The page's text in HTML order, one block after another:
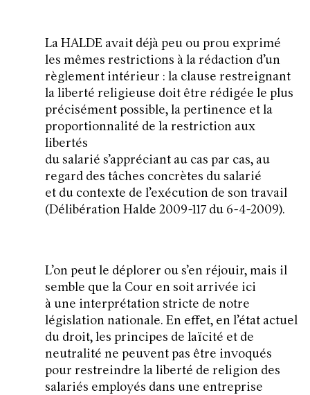
La HALDE avait déjà peu ou prou exprimé
les mêmes restrictions à la rédaction d’un
règlement intérieur : la clause restreignant
la liberté religieuse doit être rédigée le plus
précisément possible, la pertinence et la
proportionnalité de la restriction aux
libertés
du salarié s’appréciant au cas par cas, au
regard des tâches concrètes du salarié
et du contexte de l’exécution de son travail
(Délibération Halde 2009-117 du 6-4-2009).
L’on peut le déplorer ou s’en réjouir, mais il
semble que la Cour en soit arrivée ici
à une interprétation stricte de notre
législation nationale. En effet, en l’état actuel
du droit, les principes de laïcité et de
neutralité ne peuvent pas être invoqués
pour restreindre la liberté de religion des
salariés employés dans une entreprise